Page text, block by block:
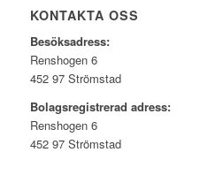
KONTAKTA OSS
Besöksadress:
Renshogen 6
452 97 Strömstad
Bolagsregistrerad adress:
Renshogen 6
452 97 Strömstad